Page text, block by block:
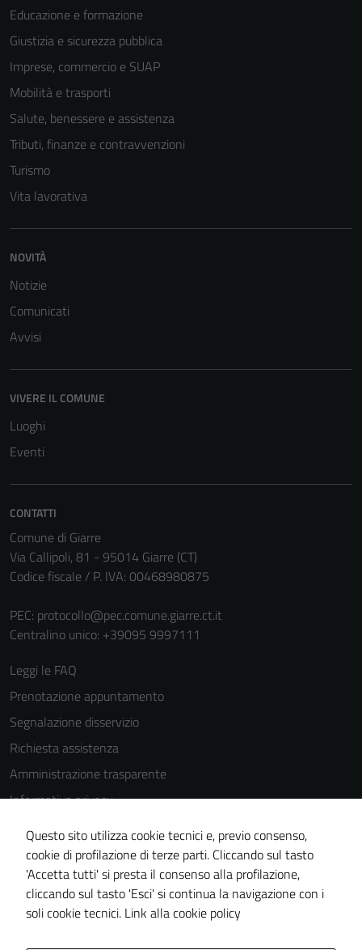
Educazione e formazione
Giustizia e sicurezza pubblica
Imprese, commercio e SUAP
Mobilità e trasporti
Salute, benessere e assistenza
Tributi, finanze e contravvenzioni
Turismo
Vita lavorativa
NOVITÀ
Notizie
Comunicati
Avvisi
VIVERE IL COMUNE
Luoghi
Eventi
CONTATTI
Comune di Giarre
Via Callipoli, 81 - 95014 Giarre (CT)
Codice fiscale / P. IVA: 00468980875
PEC: protocollo@pec.comune.giarre.ct.it
Centralino unico: +39095 9997111
Leggi le FAQ
Prenotazione appuntamento
Segnalazione disservizio
Richiesta assistenza
Amministrazione trasparente
Informativa privacy
Cookie Policy
Note legali
Dichiarazione di accessibilità
Piano di miglioramento del sito
Questo sito utilizza cookie tecnici e, previo consenso,
cookie di profilazione di terze parti. Cliccando sul tasto
'Accetta tutti' si presta il consenso alla profilazione,
cliccando sul tasto 'Esci' si continua la navigazione con i
soli cookie tecnici. Link alla cookie policy
del sito e non
personali.